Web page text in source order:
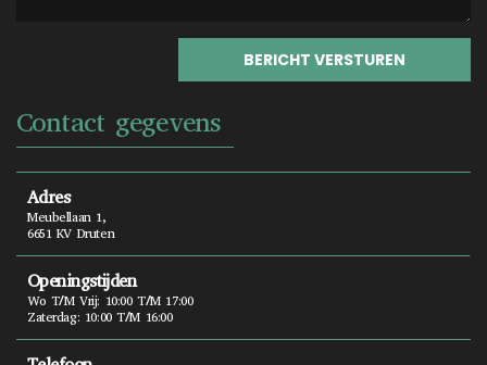
Contact gegevens
Adres
Meubellaan 1,
6651 KV Druten
Openingstijden
Wo T/m Vrij: 10:00 T/m 17:00
Zaterdag: 10:00 T/m 16:00